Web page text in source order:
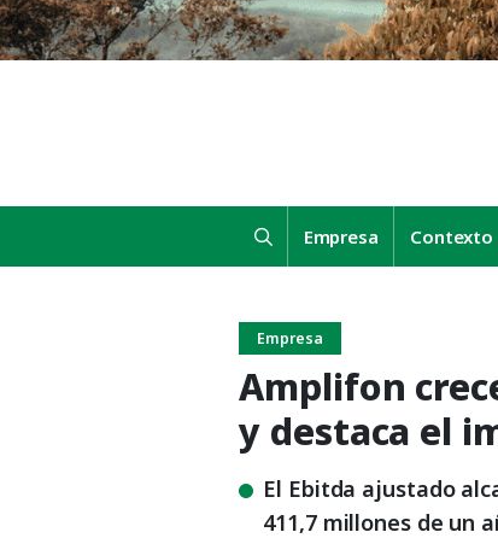
Empresa Contexto
Empresa
Amplifon
y destaca el
El Ebitda ajustado
411,7 millones de un